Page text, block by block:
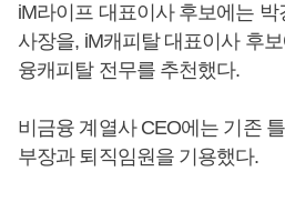
iM라이프 대표이사 후보에는
사장을, iM캐피탈 대표이사 후
융캐피탈 전무를 추천했다.
비금융 계열사 CEO에는 기존
부장과 퇴직임원을 기용했다.